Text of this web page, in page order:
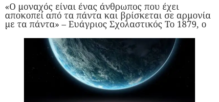
«Ο μοναχός είναι ένας άνθρωπος που έχει
αποκοπεί από τα πάντα και βρίσκεται σε αρμονία
με τα πάντα» – Ευάγριος Σχολαστικός Το 1879, ο